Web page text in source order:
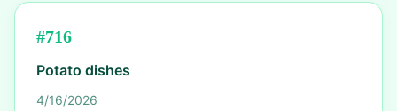
#716
Potato dishes
4/16/2026